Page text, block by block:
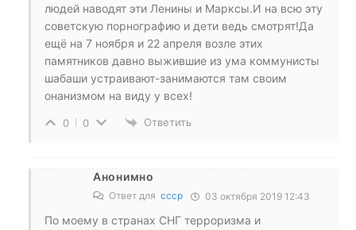
людей наводят эти Ленины и Марксы.И на всю эту
советскую порнографию и дети ведь смотрят!Да
ещё на 7 ноября и 22 апреля возле этих
памятников давно выжившие из ума коммунисты
шабаши устраивают-занимаются там своим
онанизмом на виду у всех!
0 0 Ответить
Анонимно
Ответ для ссср 03 октября 2019 12:43
По моему в странах СНГ терроризма и